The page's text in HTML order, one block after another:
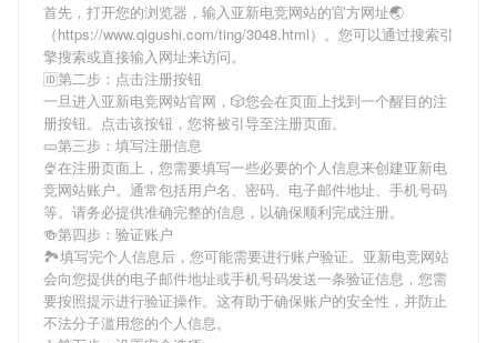
首先，打开您的浏览器，输入亚新电竞网站的官方网址🌏
（https://www.qigushi.com/ting/3048.html）。您可以通过搜索引
擎搜索或直接输入网址来访问。
🆔第二步：点击注册按钮
一旦进入亚新电竞网站官网，🎲您会在页面上找到一个醒目的注
册按钮。点击该按钮，您将被引导至注册页面。
🥒第三步：填写注册信息
🍨在注册页面上，您需要填写一些必要的个人信息来创建亚新电
竞网站账户。通常包括用户名、密码、电子邮件地址、手机号码
等。请务必提供准确完整的信息，以确保顺利完成注册。
🍻第四步：验证账户
🏞填写完个人信息后，您可能需要进行账户验证。 亚新电竞网站
会向您提供的电子邮件地址或手机号码发送一条验证信息，您需
要按照提示进行验证操作。这有助于确保账户的安全性，并防止
不法分子滥用您的个人信息。